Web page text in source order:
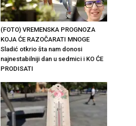
(FOTO) VREMENSKA PROGNOZA
KOJA ĆE RAZOČARATI MNOGE
Sladić otkrio šta nam donosi
najnestabilniji dan u sedmici i KO ĆE
PRODISATI